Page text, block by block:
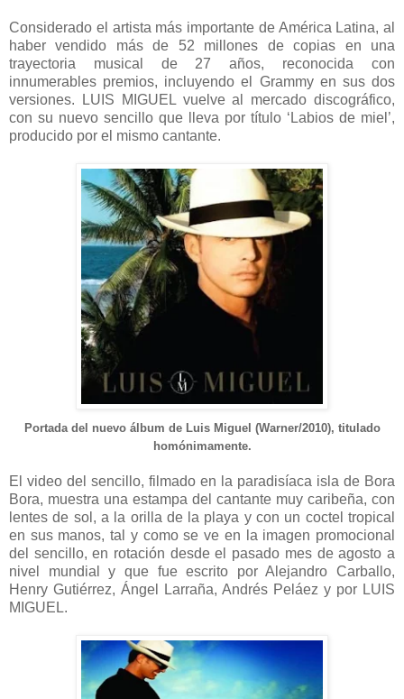
Considerado el artista más importante de América Latina, al
haber vendido más de 52 millones de copias en una
trayectoria musical de 27 años, reconocida con
innumerables premios, incluyendo el Grammy en sus dos
versiones. LUIS MIGUEL vuelve al mercado discográfico,
con su nuevo sencillo que lleva por título ‘Labios de miel’,
producido por el mismo cantante.
Portada del nuevo álbum de Luis Miguel (Warner/2010), titulado
homónimamente.
El video del sencillo, filmado en la paradisíaca isla de Bora
Bora, muestra una estampa del cantante muy caribeña, con
lentes de sol, a la orilla de la playa y con un coctel tropical
en sus manos, tal y como se ve en la imagen promocional
del sencillo, en rotación desde el pasado mes de agosto a
nivel mundial y que fue escrito por Alejandro Carballo,
Henry Gutiérrez, Ángel Larraña, Andrés Peláez y por LUIS
MIGUEL.